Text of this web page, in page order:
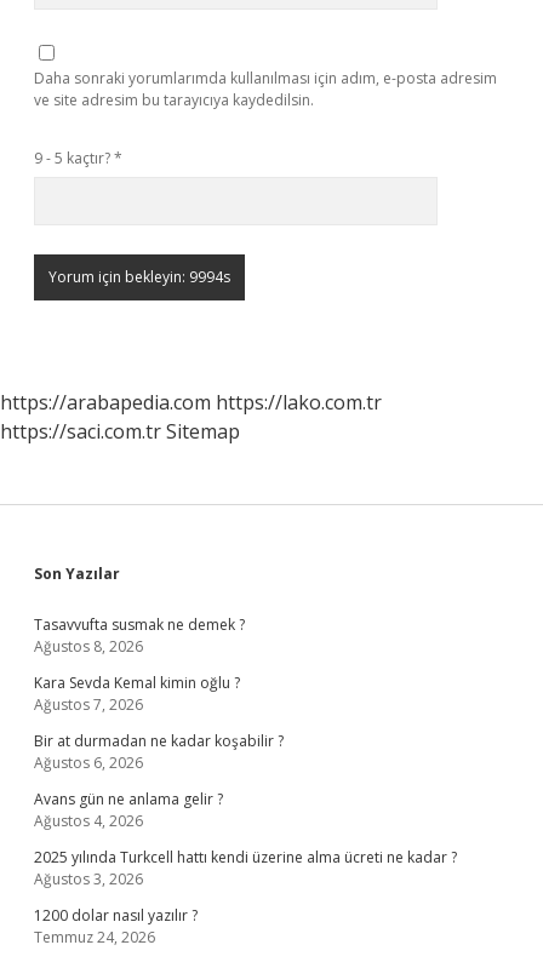
Daha sonraki yorumlarımda kullanılması için adım, e-posta adresim
ve site adresim bu tarayıcıya kaydedilsin.
9 - 5 kaçtır?*
https://arabapedia.com https://lako.com.tr
https://saci.com.trSitemap
Sidebar
Son Yazılar
Tasavvufta susmak ne demek ?
Ağustos 8, 2026
Kara Sevda Kemal kimin oğlu ?
Ağustos 7, 2026
Bir at durmadan ne kadar koşabilir ?
Ağustos 6, 2026
Avans gün ne anlama gelir ?
Ağustos 4, 2026
2025 yılında Turkcell hattı kendi üzerine alma ücreti ne kadar ?
Ağustos 3, 2026
1200 dolar nasıl yazılır ?
Temmuz 24, 2026